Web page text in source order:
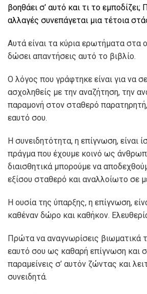
βοηθάει σ’ αυτό και τι το εµποδίζει;
αλλαγές συνεπάγεται µια τέτοια
Αυτά είναι τα κύρια ερωτήµατα στα
δώσει απαντήσεις αυτό το βιβλίο.
Ο λόγος που γράφτηκε είναι για να
ασχοληθείς µε την αναζήτηση, την
παραµονή στον σταθερό
εαυτό σου.
Η συνειδητότητα, η επίγνωση, είναι
πράγµα που έχουµε κοινό ως
διαισθητικά µπορούµε να
εξίσου σταθερό και αναλλοίωτο σε
Η ουσία της ύπαρξης, η επίγνωση,
καθέναν δώρο και καθήκον.
Πρώτα να αναγνωρίσεις βιωµατικά
εαυτό σου ως καθαρή επίγνωση και
παραµείνεις σ’ αυτόν ζώντας και
συνειδητά.